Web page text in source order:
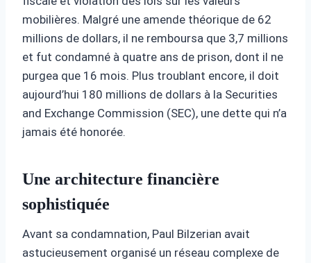
mobilières. Malgré une amende théorique de 62
millions de dollars, il ne remboursa que 3,7 millions
et fut condamné à quatre ans de prison, dont il ne
purgea que 16 mois. Plus troublant encore, il doit
aujourd’hui 180 millions de dollars à la Securities
and Exchange Commission (SEC), une dette qui n’a
jamais été honorée.
Une architecture financière
sophistiquée
Avant sa condamnation, Paul Bilzerian avait
astucieusement organisé un réseau complexe de